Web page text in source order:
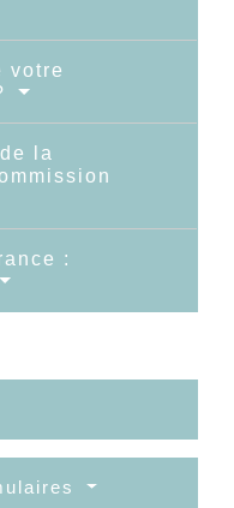
votre
la
: